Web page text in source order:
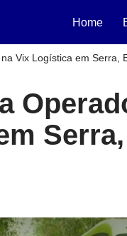
Home
Vix Logística em Serra,